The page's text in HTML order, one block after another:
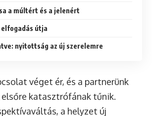
a múltért és a jelenért
útja
nyitottság az új szerelemre
véget ér, és a partnerünk
katasztrófának tűnik.
a helyzet új